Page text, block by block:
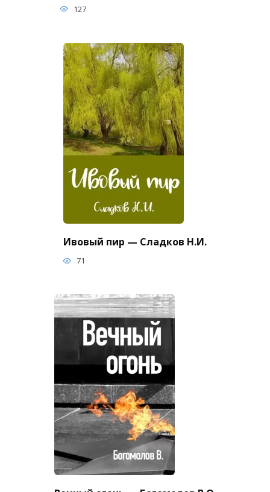
127
Ивовый пир — Сладков Н.И.
71